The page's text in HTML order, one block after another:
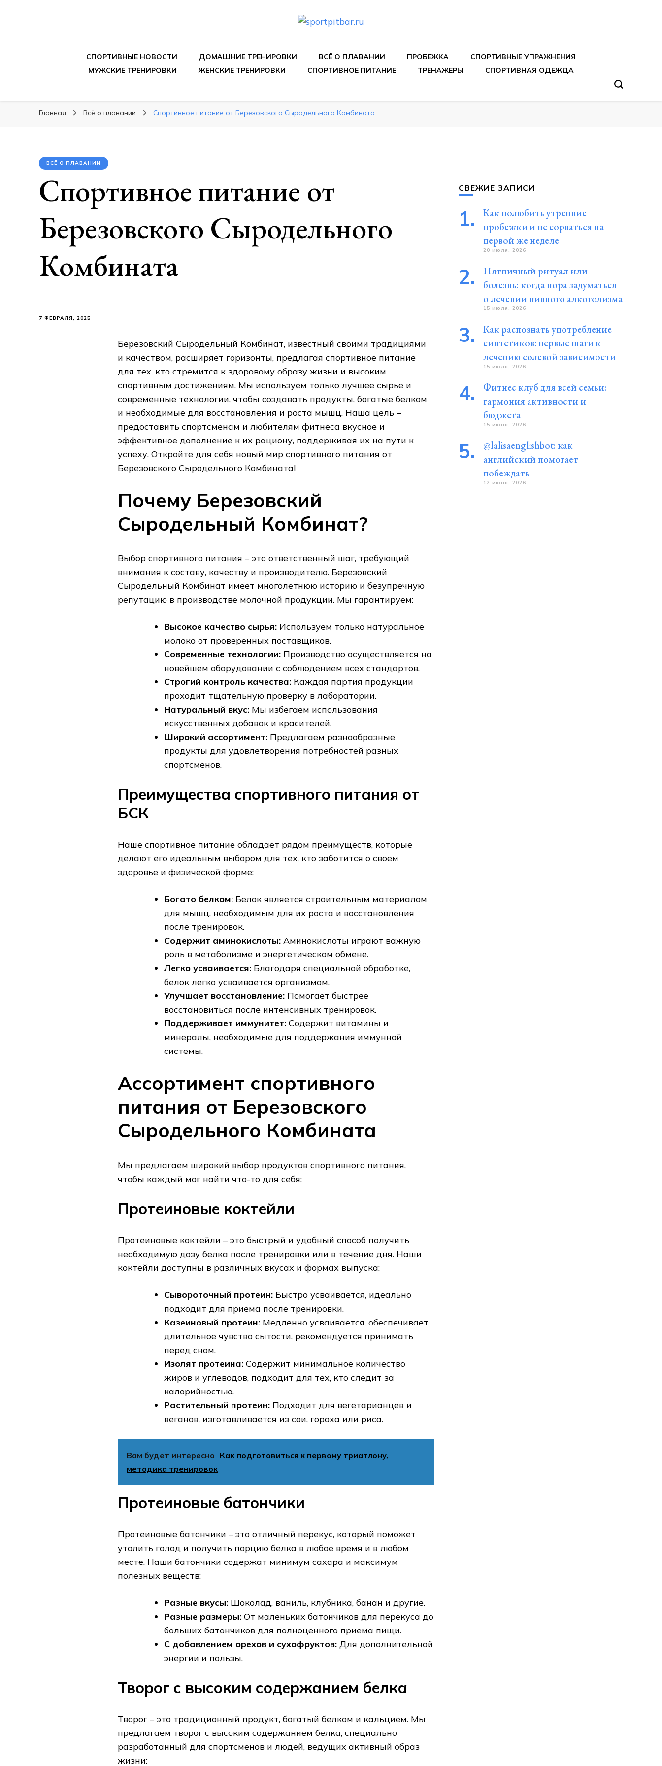
СПОРТИВНЫЕ НОВОСТИ ДОМАШНИЕ ТРЕНИРОВКИ ВСЁ О ПЛАВАНИИ ПРОБЕЖКА
СПОРТИВНЫЕ УПРАЖНЕНИЯ
МУЖСКИЕ ТРЕНИРОВКИ
ЖЕНСКИЕ ТРЕНИРОВКИ СПОРТИВНОЕ ПИТАНИЕ ТРЕНАЖЕРЫ СПОРТИВНАЯ ОДЕЖДА
Главная Всё о плавании Спортивное питание от Березовского Сыродельного Комбината
ВСЁ О ПЛАВАНИИ
Спортивное питание от
Березовского Сыродельного
Комбината
7 ФЕВРАЛЯ, 2025
Березовский Сыродельный Комбинат‚ известный своими традициями
и качеством‚ расширяет горизонты‚ предлагая спортивное питание
для тех‚ кто стремится к здоровому образу жизни и высоким
спортивным достижениям. Мы используем только лучшее сырье и
современные технологии‚ чтобы создавать продукты‚ богатые белком
и необходимые для восстановления и роста мышц. Наша цель –
предоставить спортсменам и любителям фитнеса вкусное и
эффективное дополнение к их рациону‚ поддерживая их на пути к
успеху. Откройте для себя новый мир спортивного питания от
Березовского Сыродельного Комбината!
Почему Березовский
Сыродельный Комбинат?
Выбор спортивного питания – это ответственный шаг‚ требующий
внимания к составу‚ качеству и производителю. Березовский
Сыродельный Комбинат имеет многолетнюю историю и безупречную
репутацию в производстве молочной продукции. Мы гарантируем:
Высокое качество сырья: Используем только натуральное
молоко от проверенных поставщиков.
Современные технологии: Производство осуществляется на
новейшем оборудовании с соблюдением всех стандартов.
Строгий контроль качества: Каждая партия продукции
проходит тщательную проверку в лаборатории.
Натуральный вкус: Мы избегаем использования
искусственных добавок и красителей.
Широкий ассортимент: Предлагаем разнообразные
продукты для удовлетворения потребностей разных
спортсменов.
Преимущества спортивного питания от
БСК
Наше спортивное питание обладает рядом преимуществ‚ которые
делают его идеальным выбором для тех‚ кто заботится о своем
здоровье и физической форме:
Богато белком: Белок является строительным материалом
для мышц‚ необходимым для их роста и восстановления
после тренировок.
Содержит аминокислоты: Аминокислоты играют важную
роль в метаболизме и энергетическом обмене.
Легко усваивается: Благодаря специальной обработке‚
белок легко усваивается организмом.
Улучшает восстановление: Помогает быстрее
восстановиться после интенсивных тренировок.
Поддерживает иммунитет: Содержит витамины и
минералы‚ необходимые для поддержания иммунной
системы.
Ассортимент спортивного
питания от Березовского
Сыродельного Комбината
Мы предлагаем широкий выбор продуктов спортивного питания‚
чтобы каждый мог найти что-то для себя:
Протеиновые коктейли
Протеиновые коктейли – это быстрый и удобный способ получить
необходимую дозу белка после тренировки или в течение дня. Наши
коктейли доступны в различных вкусах и формах выпуска:
Сывороточный протеин: Быстро усваивается‚ идеально
подходит для приема после тренировки.
Казеиновый протеин: Медленно усваивается‚ обеспечивает
длительное чувство сытости‚ рекомендуется принимать
перед сном.
Изолят протеина: Содержит минимальное количество
жиров и углеводов‚ подходит для тех‚ кто следит за
калорийностью.
Растительный протеин: Подходит для вегетарианцев и
веганов‚ изготавливается из сои‚ гороха или риса.
Вам будет интересно Как подготовиться к первому триатлону,
методика тренировок
Протеиновые батончики
Протеиновые батончики – это отличный перекус‚ который поможет
утолить голод и получить порцию белка в любое время и в любом
месте. Наши батончики содержат минимум сахара и максимум
полезных веществ:
Разные вкусы: Шоколад‚ ваниль‚ клубника‚ банан и другие.
Разные размеры: От маленьких батончиков для перекуса до
больших батончиков для полноценного приема пищи.
С добавлением орехов и сухофруктов: Для дополнительной
энергии и пользы.
Творог с высоким содержанием белка
Творог – это традиционный продукт‚ богатый белком и кальцием. Мы
предлагаем творог с высоким содержанием белка‚ специально
разработанный для спортсменов и людей‚ ведущих активный образ
жизни:
СВЕЖИЕ ЗАПИСИ
Как полюбить утренние
пробежки и не сорваться на
первой же неделе
20 июля, 2026
Пятничный ритуал или
болезнь: когда пора задуматься
о лечении пивного алкоголизма
15 июля, 2026
Как распознать употребление
синтетиков: первые шаги к
лечению солевой зависимости
15 июля, 2026
Фитнес клуб для всей семьи:
гармония активности и
бюджета
15 июня, 2026
@lalisaenglishbot: как
английский помогает
побеждать
12 июня, 2026